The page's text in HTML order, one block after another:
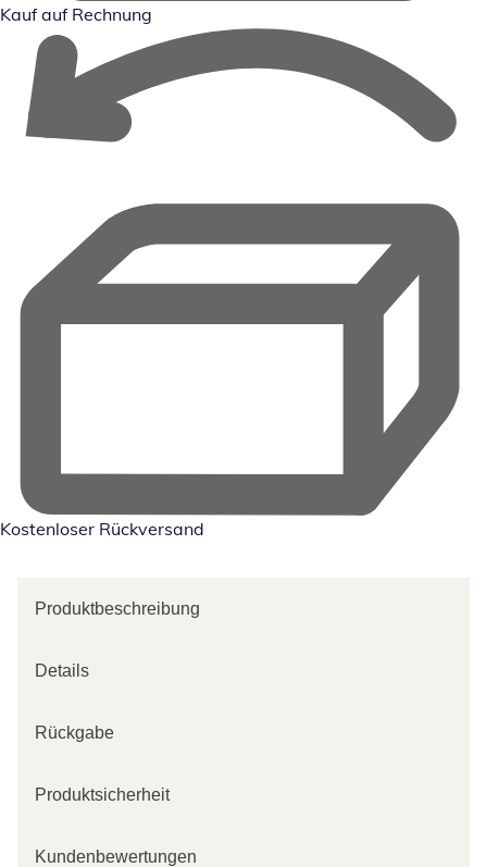
Kauf auf Rechnung
Kostenloser Rückversand
Produktbeschreibung
Details
Rückgabe
Produktsicherheit
Kundenbewertungen